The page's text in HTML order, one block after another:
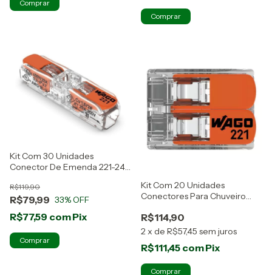
Kit Com 30 Unidades
Conector De Emenda 221-2411
R$79,99
R$119,90
33% OFF
R$77,59 comPix
Kit Com 20 Unidades
Conectores Para Chuveiro
R$114,90
2x de R$57,45 sem juros
R$111,45 comPix